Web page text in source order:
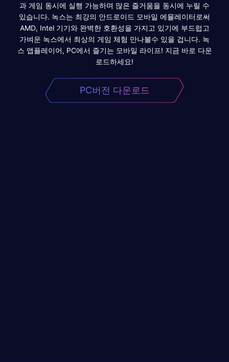
과 게임 동시에 실행 가능하며 많은 즐거움을 동시에 누릴 수
있습니다. 녹스는 최강의 안드로이드 모바일 에뮬레이터로써
AMD, Intel 기기와 완벽한 호환성을 가지고 있기에 부드럽고
가벼운 녹스에서 최상의 게임 체험 만나볼수 있을 겁니다. 녹
스 앱플레이어, PC에서 즐기는 모바일 라이프! 지금 바로 다운
로드하세요!
PC버전 다운로드